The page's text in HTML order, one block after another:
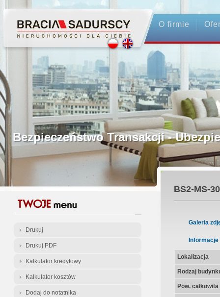
O firmie
Profesjonalne Pośrednictwo
Bezpieczeństwo Transakcji -
Licencjonowani Pośrednicy
Gwarancja Zwrotu Zadatku
Gratis - Przedwstępna Umowa
Drukuj
Drukuj PDF
Kalkulator kredytowy
Kalkulator kosztów
Dodaj do notatnika
BS2-MS-
Galeria
Informacje
Lokalizacja
Rodzaj
Pow.